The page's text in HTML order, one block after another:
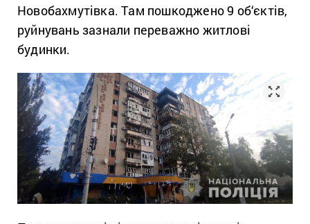
Новобахмутівка. Там пошкоджено 9 об‘єктів,
руйнувань зазнали переважно житлові
будинки.